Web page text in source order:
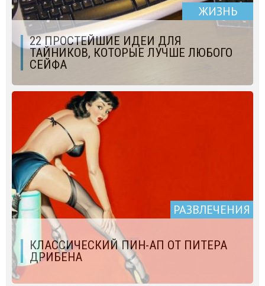
ЖИЗНЬ
22 ПРОСТЕЙШИЕ ИДЕИ ДЛЯ
ТАЙНИКОВ, КОТОРЫЕ ЛУЧШЕ ЛЮБОГО
СЕЙФА
РАЗВЛЕЧЕНИЯ
КЛАССИЧЕСКИЙ ПИН-АП ОТ ПИТЕРА
ДРИБЕНА